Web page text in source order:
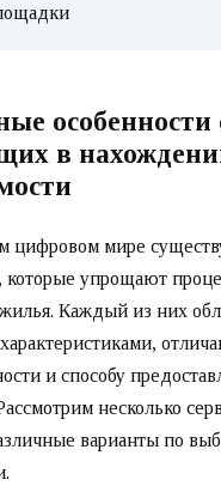
особенности
в
цифровом мире
которые упрощают
Каждый из них
и способу
несколько
варианты по